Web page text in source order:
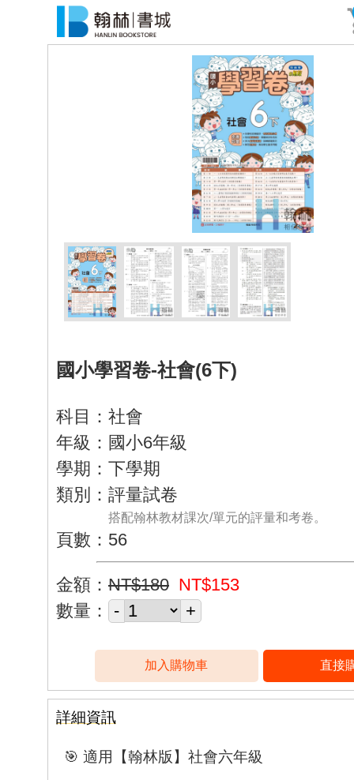
國小學習卷-社會(6下)
科目：社會
年級：國小6年級
學期：下學期
類別：評量試卷
搭配翰林教材課次/單元的評量和考卷。
頁數：56
金額： NT$180 NT$153
數量：
詳細資訊
🎯 適用【翰林版】社會六年級